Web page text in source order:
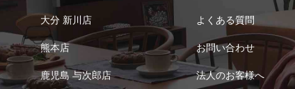
大分 新川店
熊本店
鹿児島 与次郎店
よくある質問
お問い合わせ
法人のお客様へ